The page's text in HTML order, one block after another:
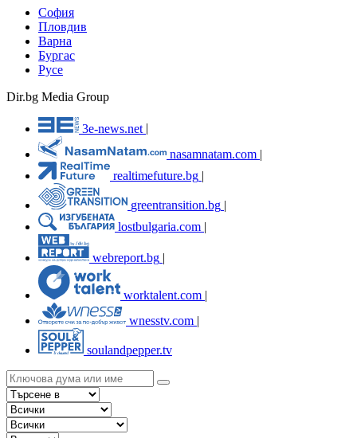
София
Пловдив
Варна
Бургас
Русе
Dir.bg Media Group
3e-news.net
nasamnatam.com |
realtimefuture.bg |
greentransition.bg |
lostbulgaria.com |
webreport.bg
worktalent.com |
wnesstv.com |
soulandpepper.tv